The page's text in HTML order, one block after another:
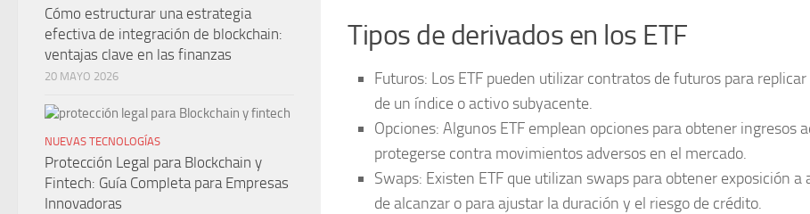
Tipos de derivados en los ETF
Futuros: Los ETF pueden utilizar contratos de futuros para
de un índice o activo subyacente.
Opciones: Algunos ETF emplean opciones para obtener ingresos
protegerse contra movimientos adversos en el mercado.
Swaps: Existen ETF que utilizan swaps para obtener exposición a
de alcanzar o para ajustar la duración y el riesgo de crédito.
Cómo estructurar una estrategia
efectiva de integración de blockchain:
ventajas clave en las finanzas
20 MAYO 2026
NUEVAS TECNOLOGÍAS
Protección Legal para Blockchain y
Fintech: Guía Completa para Empresas
Innovadoras